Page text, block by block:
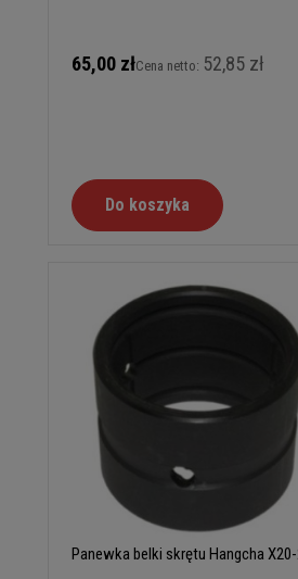
65,00 złCena netto: 52,85 zł
Do koszyka
Panewka belki skrętu Hangcha